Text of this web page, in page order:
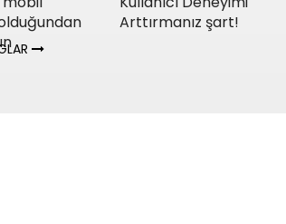
Arttırmanız şart!